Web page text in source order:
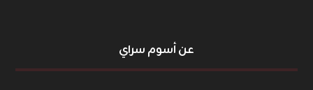
عن أسوم سراي